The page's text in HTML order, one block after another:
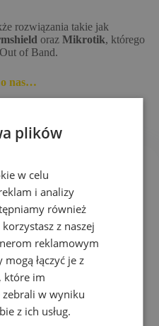
rozwiązania takie jak
oraz Mikrotik, którego
of Band.
nas…
plików
w celu
i analizy
również
z naszej
reklamowym
łączyć je z
które im
zebrali w wyniku
z ich usług.